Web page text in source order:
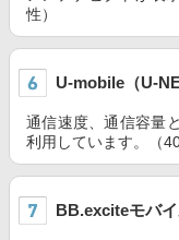
性）
U-mobile（U-
通信速度、通信容量
利用しています。（
BB.exciteモバイ